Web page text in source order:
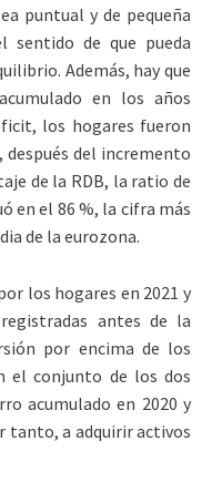
puntual y de pequeña
sentido de que pueda
Además, hay que
en los años
los hogares fueron
después del incremento
de la RDB, la ratio de
en el 86 %, la cifra más
de la eurozona.
los hogares en 2021 y
antes de la
por encima de los
el conjunto de los dos
acumulado en 2020 y
tanto, a adquirir activos